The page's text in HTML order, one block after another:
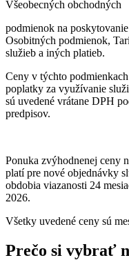
Všeobecných obchodných
podmienok na
Osobitných podmienok,
služieb a iných platieb.
Ceny v týchto
poplatky za využívanie
sú uvedené vrátane DPH
predpisov.
Ponuka zvýhodnenej ceny
platípre nové objednávky
obdobia viazanosti 24
2026.
Všetky uvedené ceny sú
Prečo si vybrať